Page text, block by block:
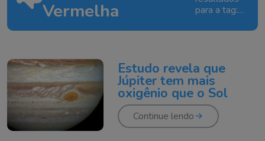
Vermelha
para a tag:
Mancha
Estudo revela que
Júpiter tem mais
oxigênio que o Sol
Continue lendo